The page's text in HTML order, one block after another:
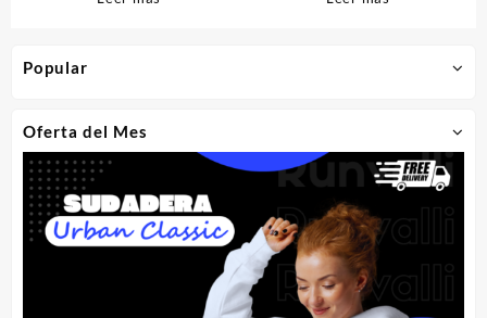
Popular
Oferta del Mes